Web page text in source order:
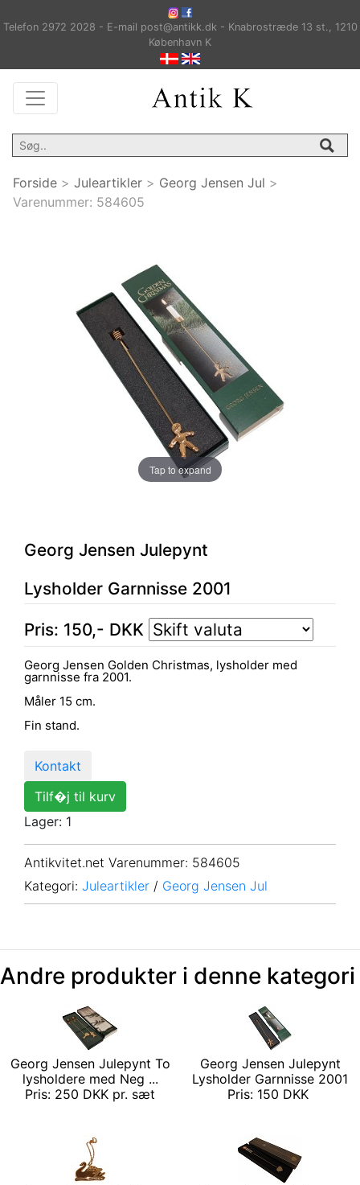
Telefon 2972 2028 - E-mail post@antikk.dk - Knabrostræde 13 st., 1210
København K
Forside > Juleartikler > Georg Jensen Jul >
Varenummer: 584605
Tap to expand
Georg Jensen Julepynt
Lysholder Garnnisse 2001
Pris: 150,- DKK
Georg Jensen Golden Christmas, lysholder med
garnnisse fra 2001.
Måler 15 cm.
Fin stand.
Kontakt
Tilf�j til kurv
Lager: 1
Antikvitet.net Varenummer: 584605
Kategori: Juleartikler / Georg Jensen Jul
Andre produkter i denne kategori
Georg Jensen Julepynt To
lysholdere med Neg ...
Pris: 250 DKK pr. sæt
Georg Jensen Julepynt
Lysholder Garnnisse 2001
Pris: 150 DKK